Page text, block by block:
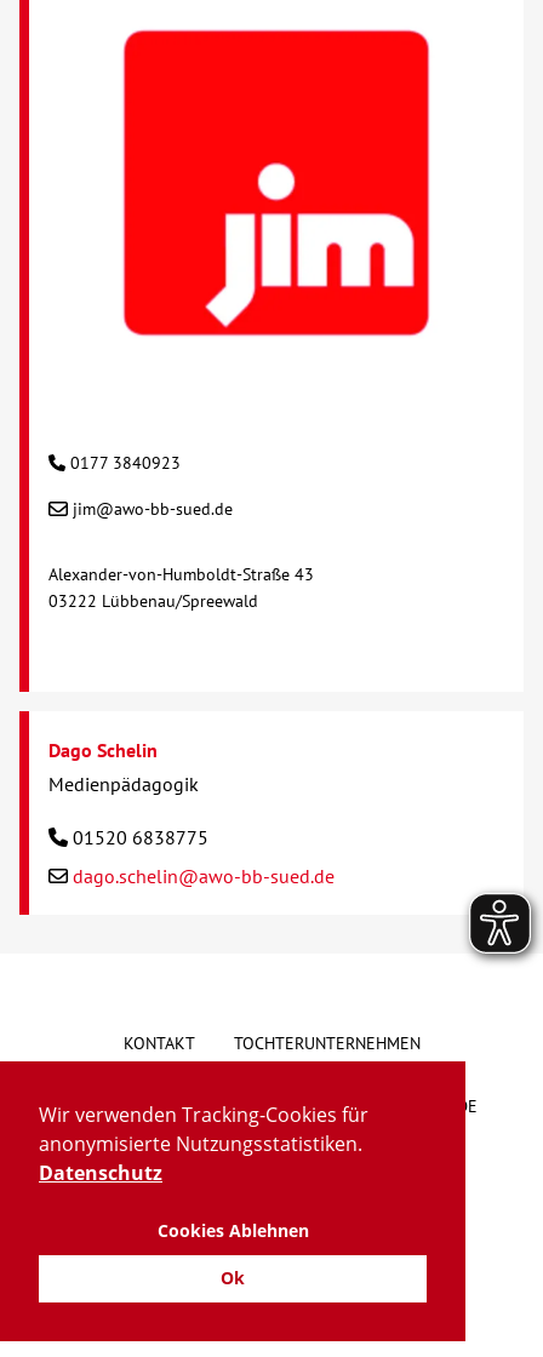
Wir verwenden Tracking-Cookies für
anonymisierte Nutzungsstatistiken.
Datenschutz
Cookies Ablehnen
Ok
0177 3840923
jim@awo-bb-sued.de
Alexander-von-Humboldt-Straße 43
03222 Lübbenau/Spreewald
Dago Schelin
Medienpädagogik
01520 6838775
dago.schelin@awo-bb-sued.de
KONTAKT TOCHTERUNTERNEHMEN
HINWEISGEBERSYSTEM VORSCHLAG/BESCHWERDE
LIEFERKETTENGESETZ
IMPRESSUM DATENSCHUTZ